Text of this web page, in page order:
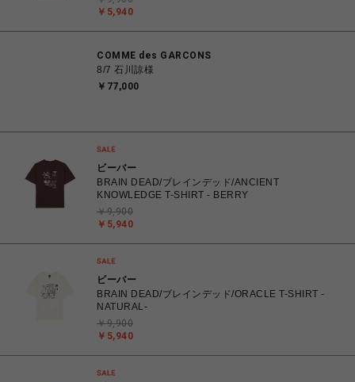
￥5,940
COMME des GARCONS
8/7 石川諒様
￥77,000
ビーバー
BRAIN DEAD/ブレインデッド/ANCIENT
KNOWLEDGE T-SHIRT - BERRY
￥5,940
￥9,900
ビーバー
BRAIN DEAD/ブレインデッド/ORACLE T-SHIRT -
NATURAL-
￥5,940
￥9,900